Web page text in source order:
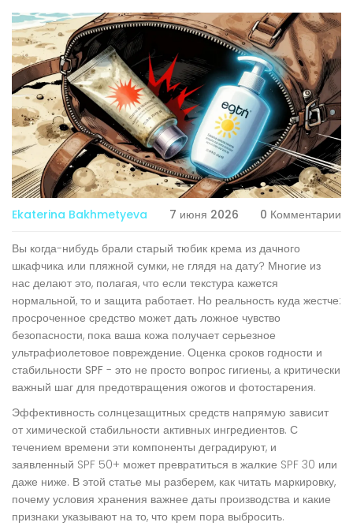
Ekaterina Bakhmetyeva 7 июня 2026 0 Комментарии
Вы когда-нибудь брали старый тюбик крема из дачного
шкафчика или пляжной сумки, не глядя на дату? Многие из
нас делают это, полагая, что если текстура кажется
нормальной, то и защита работает. Но реальность куда жестче:
просроченное средство может дать ложное чувство
безопасности, пока ваша кожа получает серьезное
ультрафиолетовое повреждение. Оценка сроков годности и
стабильности SPF - это не просто вопрос гигиены, а критически
важный шаг для предотвращения ожогов и фотостарения.
Эффективность солнцезащитных средств напрямую зависит
от химической стабильности активных ингредиентов. С
течением времени эти компоненты деградируют, и
заявленный SPF 50+ может превратиться в жалкие SPF 30 или
даже ниже. В этой статье мы разберем, как читать маркировку,
почему условия хранения важнее даты производства и какие
признаки указывают на то, что крем пора выбросить.